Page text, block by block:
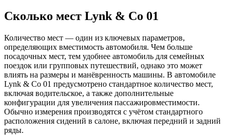
Сколько мест Lynk & Co 01
Количество мест — один из ключевых параметров,
определяющих вместимость автомобиля. Чем больше
посадочных мест, тем удобнее автомобиль для семейных
поездок или групповых путешествий, однако это может
влиять на размеры и манёвренность машины. В автомобиле
Lynk & Co 01 предусмотрено стандартное количество мест,
включая водительское, а также дополнительные
конфигурации для увеличения пассажировместимости.
Обычно измерения производятся с учётом стандартного
расположения сидений в салоне, включая передний и задний
ряды.